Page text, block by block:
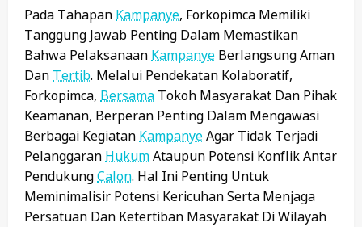
Pada Tahapan Kampanye, Forkopimca Memiliki
Tanggung Jawab Penting Dalam Memastikan
Bahwa Pelaksanaan Kampanye Berlangsung Aman
Dan Tertib. Melalui Pendekatan Kolaboratif,
Forkopimca, Bersama Tokoh Masyarakat Dan Pihak
Keamanan, Berperan Penting Dalam Mengawasi
Berbagai Kegiatan KampanyeAgar Tidak Terjadi
Pelanggaran HukumAtaupun Potensi Konflik Antar
PendukungCalon. Hal Ini Penting Untuk
Meminimalisir Potensi Kericuhan Serta Menjaga
Persatuan Dan Ketertiban Masyarakat Di Wilayah